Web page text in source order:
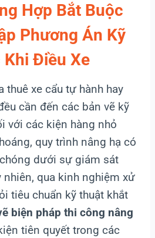
Hợp Bắt Buộc
Phương Án Kỹ
Điều Xe
thuê xe cẩu tự hành hay
cần đến các bản vẽ kỹ
với các kiện hàng nhỏ
quy trình nâng hạ có
dưới sự giám sát
qua kinh nghiệm xử
tiêu chuẩn kỹ thuật khắt
biện pháp thi công nâng
tiên quyết trong các